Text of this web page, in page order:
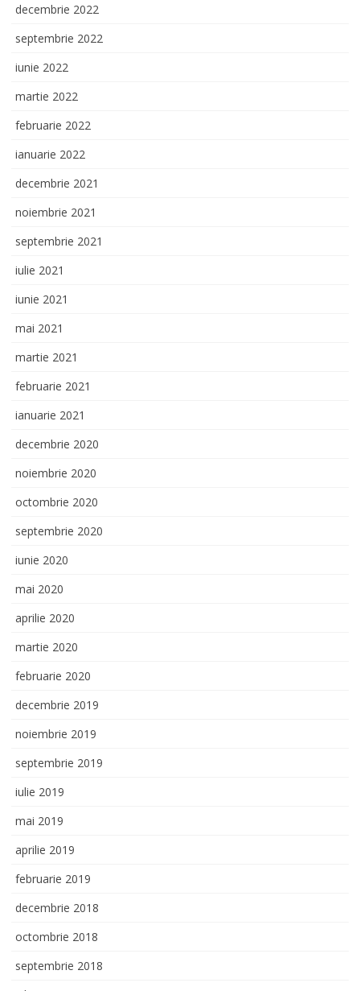
decembrie 2022
septembrie 2022
iunie 2022
martie 2022
februarie 2022
ianuarie 2022
decembrie 2021
noiembrie 2021
septembrie 2021
iulie 2021
iunie 2021
mai 2021
martie 2021
februarie 2021
ianuarie 2021
decembrie 2020
noiembrie 2020
octombrie 2020
septembrie 2020
iunie 2020
mai 2020
aprilie 2020
martie 2020
februarie 2020
decembrie 2019
noiembrie 2019
septembrie 2019
iulie 2019
mai 2019
aprilie 2019
februarie 2019
decembrie 2018
octombrie 2018
septembrie 2018